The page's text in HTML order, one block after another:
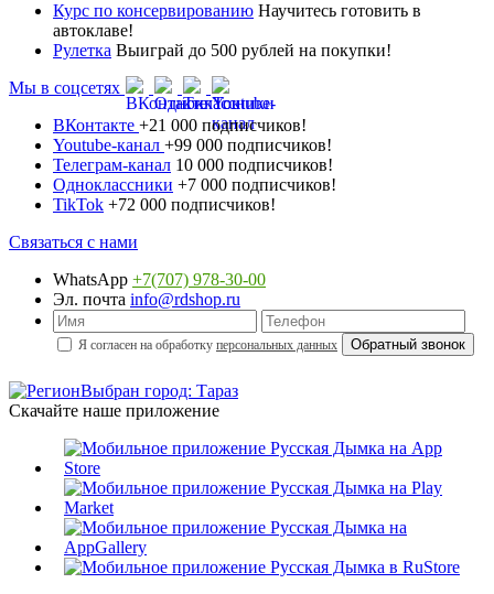
Курс по консервированию Научитесь готовить в
автоклаве!
Рулетка Выиграй до 500 рублей на покупки!
Мы в соцсетях
ВКонтакте +21 000 подписчиков!
Youtube-канал +99 000 подписчиков!
Телеграм-канал 10 000 подписчиков!
Одноклассники +7 000 подписчиков!
TikTok +72 000 подписчиков!
Связаться с нами
WhatsApp +7(707) 978-30-00
Эл. почта info@rdshop.ru
Я согласен на обработку персональных данных
Выбран город: Тараз
Скачайте наше приложение